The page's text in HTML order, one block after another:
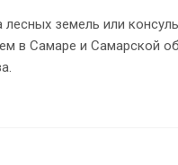
земель или
в Самаре и Самарской